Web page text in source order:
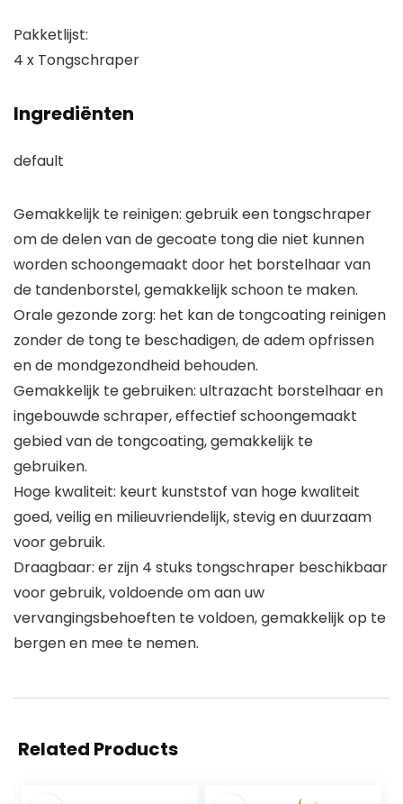
Pakketlijst:
4 x Tongschraper
Ingrediënten
default
Gemakkelijk te reinigen: gebruik een tongschraper
om de delen van de gecoate tong die niet kunnen
worden schoongemaakt door het borstelhaar van
de tandenborstel, gemakkelijk schoon te maken.
Orale gezonde zorg: het kan de tongcoating reinigen
zonder de tong te beschadigen, de adem opfrissen
en de mondgezondheid behouden.
Gemakkelijk te gebruiken: ultrazacht borstelhaar en
ingebouwde schraper, effectief schoongemaakt
gebied van de tongcoating, gemakkelijk te
gebruiken.
Hoge kwaliteit: keurt kunststof van hoge kwaliteit
goed, veilig en milieuvriendelijk, stevig en duurzaam
voor gebruik.
Draagbaar: er zijn 4 stuks tongschraper beschikbaar
voor gebruik, voldoende om aan uw
vervangingsbehoeften te voldoen, gemakkelijk op te
bergen en mee te nemen.
Related Products